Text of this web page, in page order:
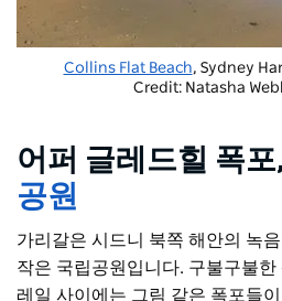
Collins Flat Beach, Sydney
Credit: Natasha
어퍼 글레드힐 폭포,
공원
가리갈은 시드니 북쪽 해안의 녹
작은 국립공원입니다. 구불구불
레일 사이에는 그림 같은 폭포들